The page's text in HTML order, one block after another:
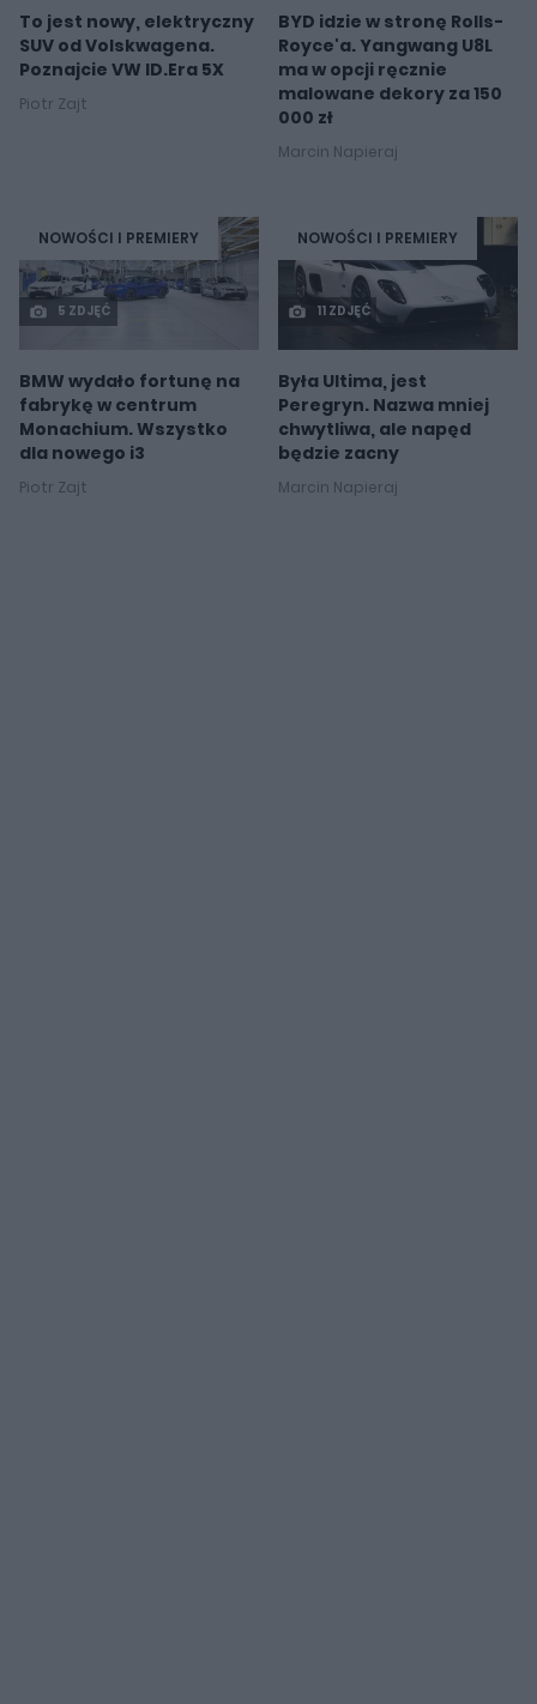
To jest nowy, elektryczny
SUV od Volskwagena.
Poznajcie VW ID.Era 5X
Piotr Zajt
BYD idzie w stronę Rolls-
Royce'a. Yangwang U8L
ma w opcji ręcznie
malowane dekory za 150
000 zł
Marcin Napieraj
NOWOŚCI I PREMIERY
5 ZDJĘĆ
BMW wydało fortunę na
fabrykę w centrum
Monachium. Wszystko
dla nowego i3
Piotr Zajt
NOWOŚCI I PREMIERY
11 ZDJĘĆ
Była Ultima, jest
Peregryn. Nazwa mniej
chwytliwa, ale napęd
będzie zacny
Marcin Napieraj